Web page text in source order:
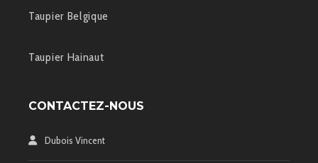
Taupier Belgique
Taupier Hainaut
CONTACTEZ-NOUS
Dubois Vincent